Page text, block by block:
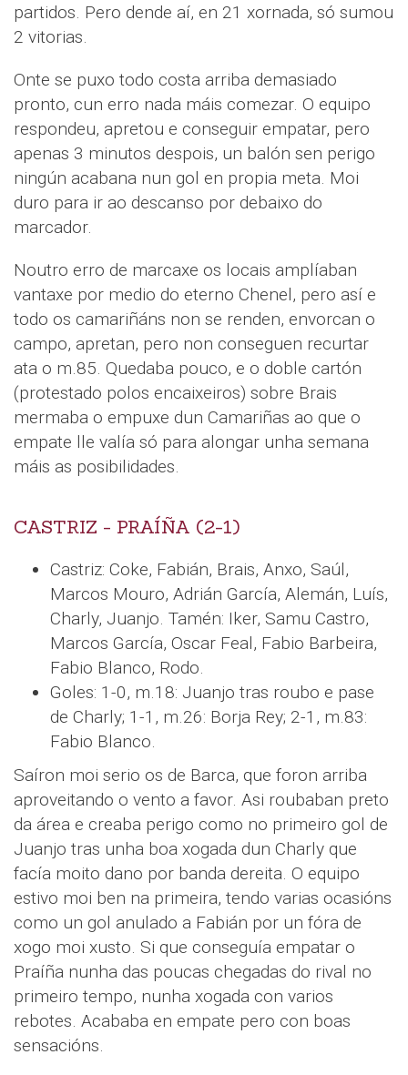
partidos. Pero dende aí, en 21 xornada, só sumou
2 vitorias.
Onte se puxo todo costa arriba demasiado
pronto, cun erro nada máis comezar. O equipo
respondeu, apretou e conseguir empatar, pero
apenas 3 minutos despois, un balón sen perigo
ningún acabana nun gol en propia meta. Moi
duro para ir ao descanso por debaixo do
marcador.
Noutro erro de marcaxe os locais amplíaban
vantaxe por medio do eterno Chenel, pero así e
todo os camariñáns non se renden, envorcan o
campo, apretan, pero non conseguen recurtar
ata o m.85. Quedaba pouco, e o doble cartón
(protestado polos encaixeiros) sobre Brais
mermaba o empuxe dun Camariñas ao que o
empate lle valía só para alongar unha semana
máis as posibilidades.
CASTRIZ - PRAÍÑA (2-1)
Castriz: Coke, Fabián, Brais, Anxo, Saúl,
Marcos Mouro, Adrián García, Alemán, Luís,
Charly, Juanjo. Tamén: Iker, Samu Castro,
Marcos García, Oscar Feal, Fabio Barbeira,
Fabio Blanco, Rodo.
Goles: 1-0, m.18: Juanjo tras roubo e pase
de Charly; 1-1, m.26: Borja Rey; 2-1, m.83:
Fabio Blanco.
Saíron moi serio os de Barca, que foron arriba
aproveitando o vento a favor. Asi roubaban preto
da área e creaba perigo como no primeiro gol de
Juanjo tras unha boa xogada dun Charly que
facía moito dano por banda dereita. O equipo
estivo moi ben na primeira, tendo varias ocasións
como un gol anulado a Fabián por un fóra de
xogo moi xusto. Si que conseguía empatar o
Praíña nunha das poucas chegadas do rival no
primeiro tempo, nunha xogada con varios
rebotes. Acababa en empate pero con boas
sensacións.